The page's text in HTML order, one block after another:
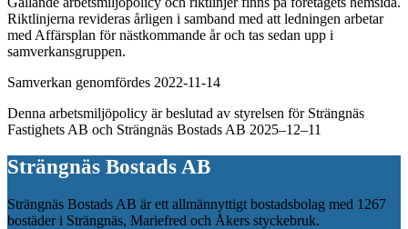
Riktlinjerna revideras årligen i samband med att ledningen arbetar
med Affärsplan för nästkommande år och tas sedan upp i
samverkansgruppen.
Samverkan genomfördes 2022-11-14
Denna arbetsmiljöpolicy är beslutad av styrelsen för Strängnäs
Fastighets AB och Strängnäs Bostads AB 2025–12–11
Strängnäs Bostads AB
Strängnäs Bostads AB är ett allmännyttigt bostadsbolag med 1267
bostäder i Strängnäs, Mariefred och Åkers styckebruk.